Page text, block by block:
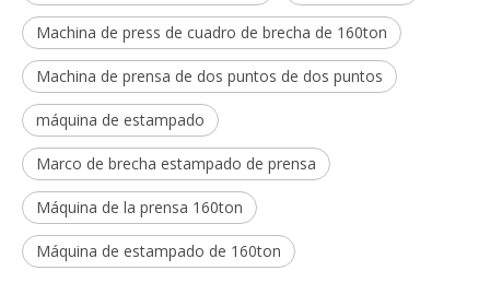
Machina de press de cuadro de brecha de 160ton
Machina de prensa de dos puntos de dos puntos
máquina de estampado
Marco de brecha estampado de prensa
Máquina de la prensa 160ton
Máquina de estampado de 160ton